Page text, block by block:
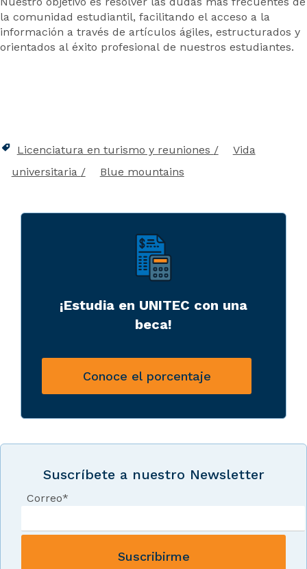
la comunidad estudiantil, facilitando el acceso a la
información a través de artículos ágiles, estructurados y
orientados al éxito profesional de nuestros estudiantes.
Licenciatura en turismo y reuniones
Vida
universitaria
Blue mountains
¡Estudia en UNITEC con una
beca!
Conoce el porcentaje
Suscríbete a nuestro Newsletter
Correo*